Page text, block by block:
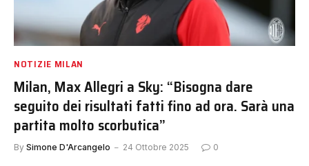
NOTIZIE MILAN
Milan, Max Allegri a Sky: “Bisogna dare
seguito dei risultati fatti fino ad ora. Sarà una
partita molto scorbutica”
By Simone D'Arcangelo 24 Ottobre 2025 0